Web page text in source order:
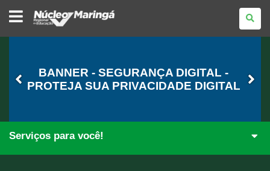
NÚCLEO
REGIONAL
EDUCAÇÃO
BANNER - SEGURANÇA DIGITAL -
PROTEJA SUA PRIVACIDADE DIGITAL
Serviços para você!